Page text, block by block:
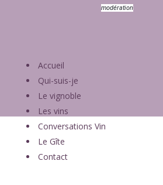
modération
Accueil
Qui-suis-je
Le vignoble
Les vins
Conversations Vin
Le Gîte
Contact